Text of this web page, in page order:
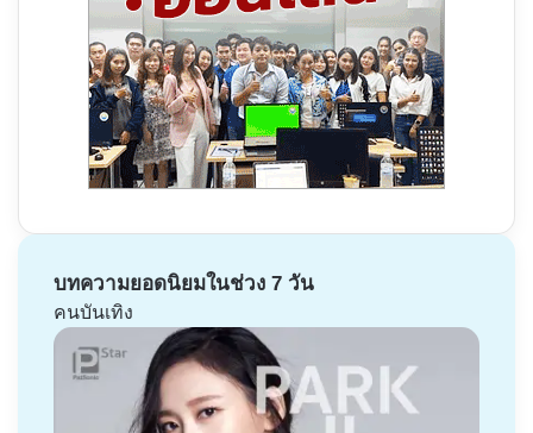
บทความยอดนิยมในช่วง 7 วัน
คนบันเทิง